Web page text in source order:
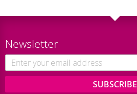
Newsletter
SUBSCRIBE